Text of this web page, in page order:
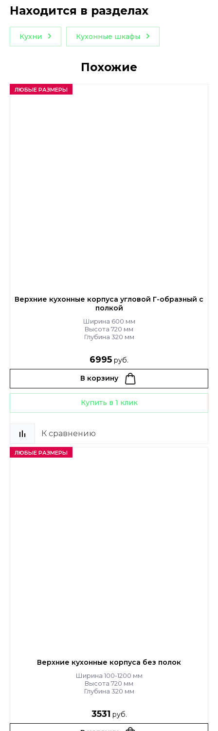
Находится в разделах
Кухни Кухонные шкафы
Похожие
ЛЮБЫЕ РАЗМЕРЫ
Верхние кухонные корпуса угловой Г-образный с
полкой
Ширина 600 мм
Высота 720 мм
Глубина 320 мм
6995 руб.
В корзину
Купить в 1 клик
К сравнению
ЛЮБЫЕ РАЗМЕРЫ
Верхние кухонные корпуса без полок
Ширина 100-1200 мм
Высота 720 мм
Глубина 320 мм
3531 руб.